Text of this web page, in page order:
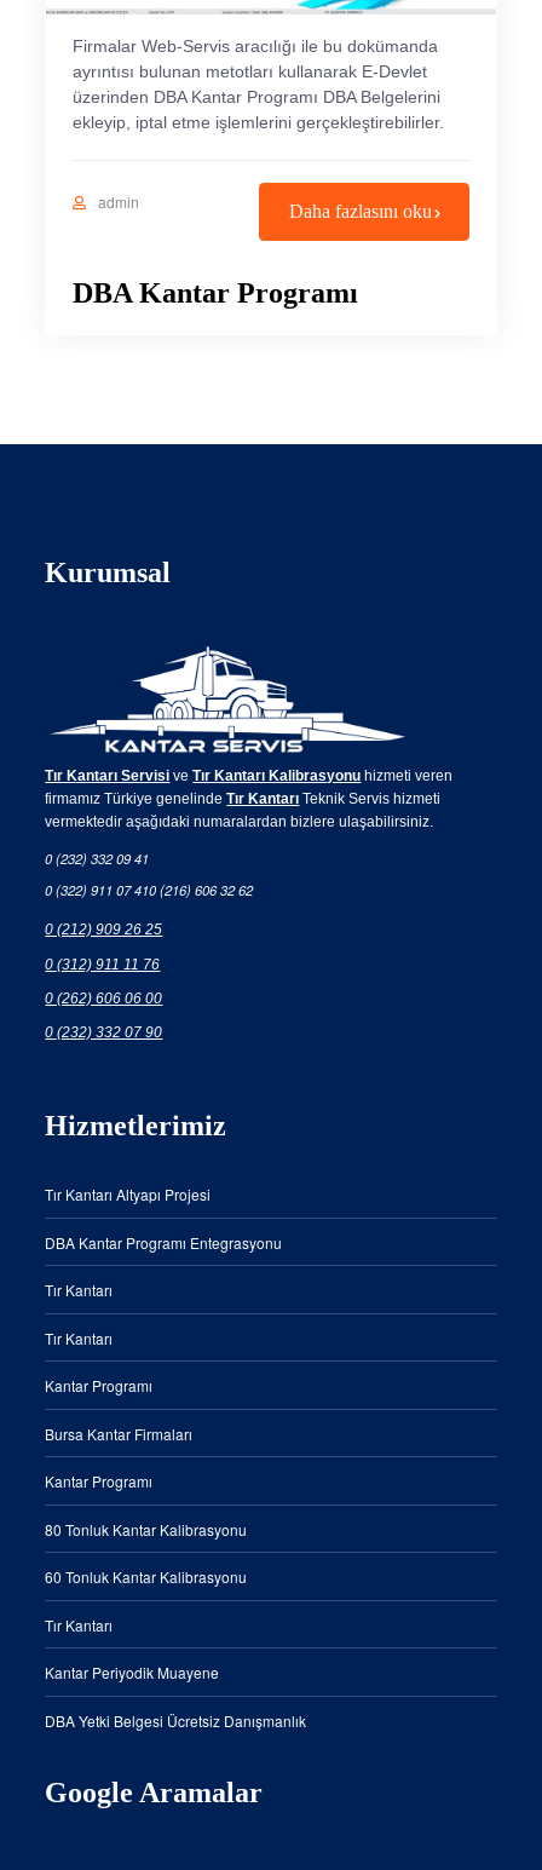
Firmalar Web-Servis aracılığı ile bu dokümanda
ayrıntısı bulunan metotları kullanarak E-Devlet
üzerinden DBA Kantar Programı DBA Belgelerini
ekleyip, iptal etme işlemlerini gerçekleştirebilirler.
admin Daha fazlasını oku
DBA Kantar Programı
Kurumsal
Tır Kantarı Servisi veTır Kantarı Kalibrasyonu hizmeti veren
firmamız Türkiye genelindeTır Kantarı Teknik Servis hizmeti
vermektedir aşağıdaki numaralardan bizlere ulaşabilirsiniz.
0 (232) 332 09 41
0 (322) 911 07 410 (216) 606 32 62
0 (212) 909 26 25
0 (312) 911 11 76
0 (262) 606 06 00
0 (232) 332 07 90
Hizmetlerimiz
Tır Kantarı Altyapı Projesi
DBA Kantar Programı Entegrasyonu
Tır Kantarı
Tır Kantarı
Kantar Programı
Bursa Kantar Firmaları
Kantar Programı
80 Tonluk Kantar Kalibrasyonu
60 Tonluk Kantar Kalibrasyonu
Tır Kantarı
Kantar Periyodik Muayene
DBA Yetki Belgesi Ücretsiz Danışmanlık
Google Aramalar